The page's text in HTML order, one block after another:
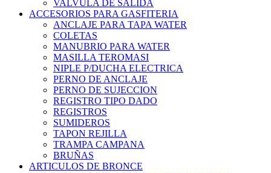
VALVULA DE SALIDA
ACCESORIOS PARA GASFITERIA
ANCLAJE PARA TAPA WATER
COLETAS
MANUBRIO PARA WATER
MASILLA TEROMASI
NIPLE P/DUCHA ELECTRICA
PERNO DE ANCLAJE
PERNO DE SUJECCION
REGISTRO TIPO DADO
REGISTROS
SUMIDEROS
TAPON REJILLA
TRAMPA CAMPANA
BRUÑAS
ARTICULOS DE BRONCE